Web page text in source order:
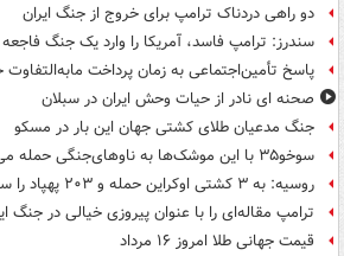
دو راهی دردناک ترامپ برای خروج از جنگ ایران
سندرز: ترامپ فاسد، آمریکا را وارد یک جنگ
پاسخ تأمین‌اجتماعی به زمان پرداخت
صحنه ای نادر از حیات وحش ایران در سبلان
جنگ مدعیان طلای کشتی جهان این بار در مسکو
سوخو۳۵ با این موشک‌ها به ناوهای‌جنگی حمله می‌کند
روسیه: به ۳ کشتی اوکراین حمله و ۲۰۳ پهپاد را سرنگون کردیم
ترامپ مقاله‌ای را با عنوان پیروزی خیالی در جنگ
قیمت جهانی طلا امروز ۱۶ مرداد